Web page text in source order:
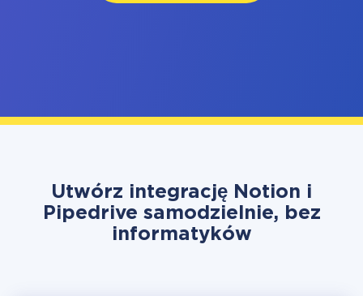
Utwórz integrację Notion i
Pipedrive samodzielnie, bez
informatyków